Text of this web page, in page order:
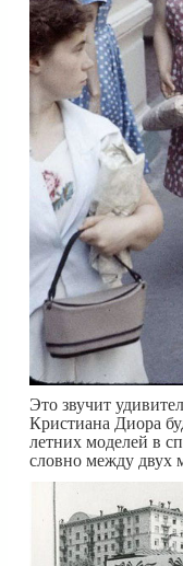
Это звучит
Кристиана Диора
летних моделей в
словно между двух